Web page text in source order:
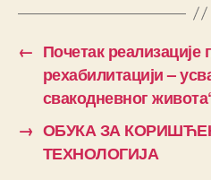
← Почетак реализације
рехабилитацији –
свакодневног
→ ОБУКА ЗА
ТЕХНОЛОГИЈА